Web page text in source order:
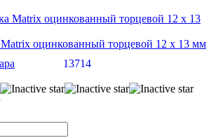
оцинкованный торцевой 12 х 13 мм
13714